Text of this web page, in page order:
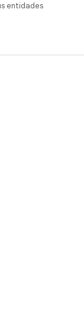
entidades